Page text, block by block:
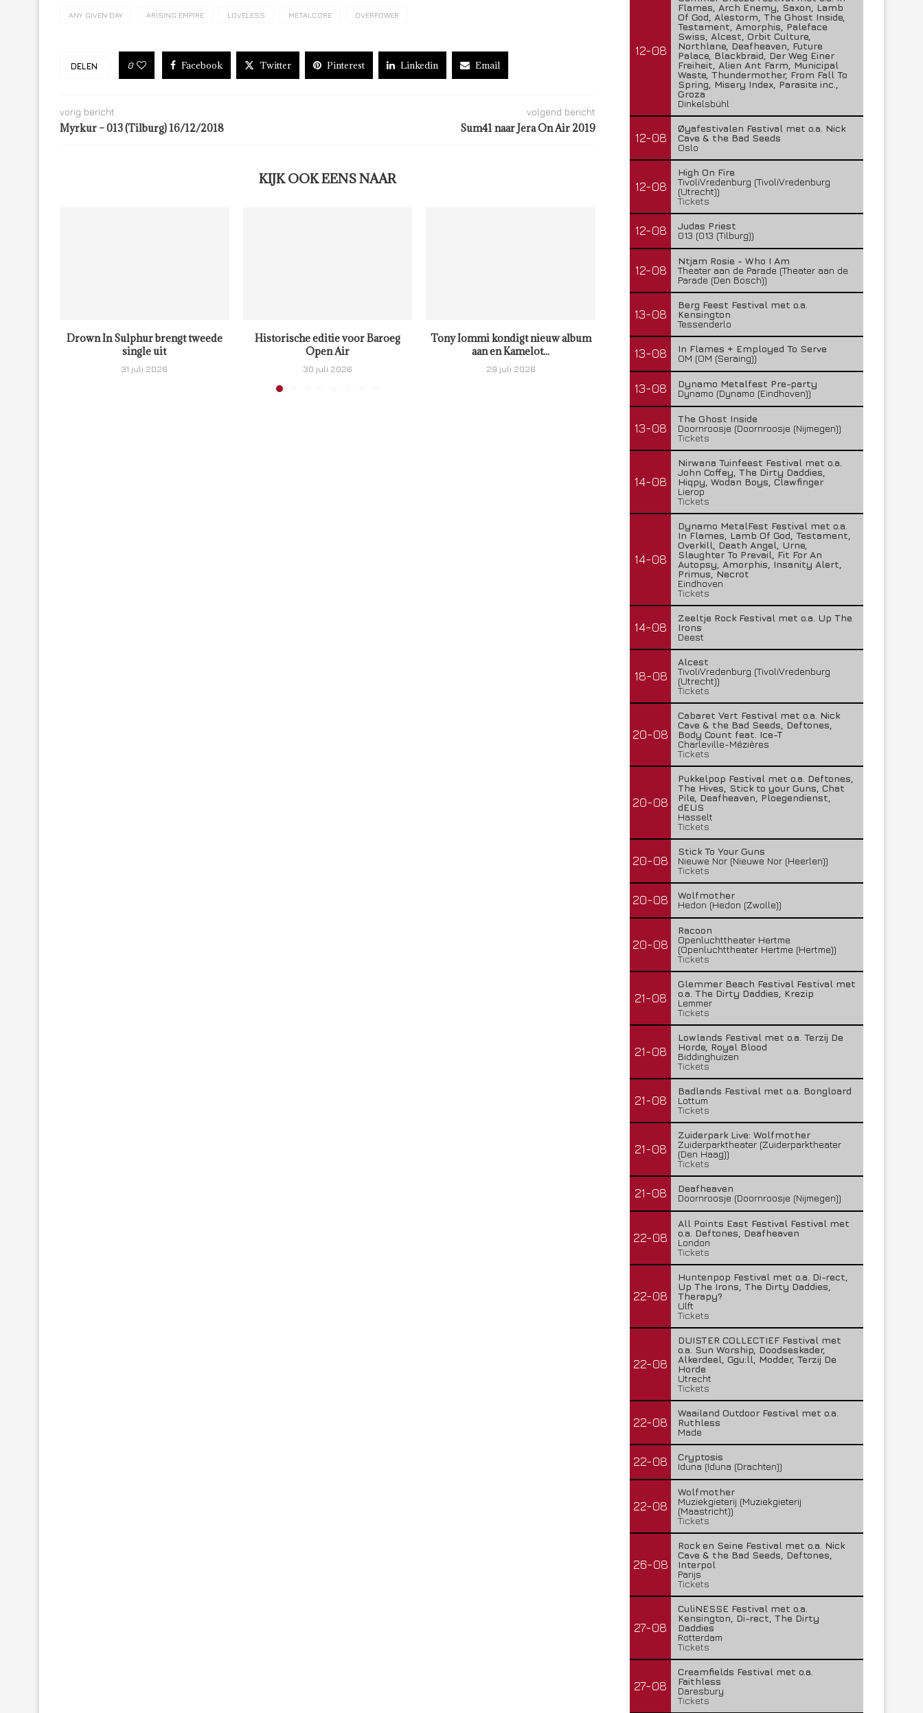
ANY GIVEN DAY ARISING EMPIRE LOVELESS METALCORE OVERPOWER
DELEN 0 Facebook Twitter Pinterest Linkedin Email
vorig bericht
Myrkur – 013 (Tilburg) 16/12/2018
volgend bericht
Sum41 naar Jera On Air 2019
KIJK OOK EENS NAAR
Drown In Sulphur brengt tweede
single uit
31 juli 2026
Historische editie voor Baroeg
Open Air
30 juli 2026
Tony Iommi kondigt nieuw album
aan en Kamelot...
29 juli 2026
Half Me, Selfmachine en Electric
Callboy presenteren nieuwe...
29 juli 2026
Temic brengt nieuwe
12-08
Flames, Arch Enemy, Saxon, Lamb
Of God, Alestorm, The Ghost Inside,
Testament, Amorphis, Paleface
Swiss, Alcest, Orbit Culture,
Northlane, Deafheaven, Future
Palace, Blackbraid, Der Weg Einer
Freiheit, Alien Ant Farm, Municipal
Waste, Thundermother, From Fall To
Spring, Misery Index, Parasite inc.,
Groza
Dinkelsbühl
12-08
Øyafestivalen Festival met o.a. Nick
Cave & the Bad Seeds
Oslo
12-08
High On Fire
TivoliVredenburg (TivoliVredenburg
(Utrecht))
Tickets
12-08
Judas Priest
013 (013 (Tilburg))
12-08
Ntjam Rosie - Who I Am
Theater aan de Parade (Theater aan de
Parade (Den Bosch))
13-08
Berg Feest Festival met o.a.
Kensington
Tessenderlo
13-08
In Flames + Employed To Serve
OM (OM (Seraing))
13-08
Dynamo Metalfest Pre-party
Dynamo (Dynamo (Eindhoven))
13-08
The Ghost Inside
Doornroosje (Doornroosje (Nijmegen))
Tickets
14-08
Nirwana Tuinfeest Festival met o.a.
John Coffey, The Dirty Daddies,
Hiqpy, Wodan Boys, Clawfinger
Lierop
Tickets
14-08
Dynamo MetalFest Festival met o.a.
In Flames, Lamb Of God, Testament,
Overkill, Death Angel, Urne,
Slaughter To Prevail, Fit For An
Autopsy, Amorphis, Insanity Alert,
Primus, Necrot
Eindhoven
Tickets
14-08
Zeeltje Rock Festival met o.a. Up The
Irons
Deest
18-08
Alcest
TivoliVredenburg (TivoliVredenburg
(Utrecht))
Tickets
20-08
Cabaret Vert Festival met o.a. Nick
Cave & the Bad Seeds, Deftones,
Body Count feat. Ice-T
Charleville-Mézières
Tickets
20-08
Pukkelpop Festival met o.a. Deftones,
The Hives, Stick to your Guns, Chat
Pile, Deafheaven, Ploegendienst,
dEUS
Hasselt
Tickets
20-08
Stick To Your Guns
Nieuwe Nor (Nieuwe Nor (Heerlen))
Tickets
20-08
Wolfmother
Hedon (Hedon (Zwolle))
20-08
Racoon
Openluchttheater Hertme
(Openluchttheater Hertme (Hertme))
Tickets
21-08
Glemmer Beach Festival Festival met
o.a. The Dirty Daddies, Krezip
Lemmer
Tickets
21-08
Lowlands Festival met o.a. Terzij De
Horde, Royal Blood
Biddinghuizen
Tickets
21-08
Badlands Festival met o.a. Bongloard
Lottum
Tickets
21-08
Zuiderpark Live: Wolfmother
Zuiderparktheater (Zuiderparktheater
(Den Haag))
Tickets
21-08
Deafheaven
Doornroosje (Doornroosje (Nijmegen))
22-08
All Points East Festival Festival met
o.a. Deftones, Deafheaven
London
Tickets
22-08
Huntenpop Festival met o.a. Di-rect,
Up The Irons, The Dirty Daddies,
Therapy?
Ulft
Tickets
22-08
DUISTER COLLECTIEF Festival met
o.a. Sun Worship, Doodseskader,
Alkerdeel, Ggu:ll, Modder, Terzij De
Horde
Utrecht
Tickets
22-08
Waailand Outdoor Festival met o.a.
Ruthless
Made
22-08
Cryptosis
Iduna (Iduna (Drachten))
22-08
Wolfmother
Muziekgieterij (Muziekgieterij
(Maastricht))
Tickets
26-08
Rock en Seine Festival met o.a. Nick
Cave & the Bad Seeds, Deftones,
Interpol
Parijs
Tickets
27-08
CuliNESSE Festival met o.a.
Kensington, Di-rect, The Dirty
Daddies
Rotterdam
Tickets
27-08
Creamfields Festival met o.a.
Faithless
Daresbury
Tickets